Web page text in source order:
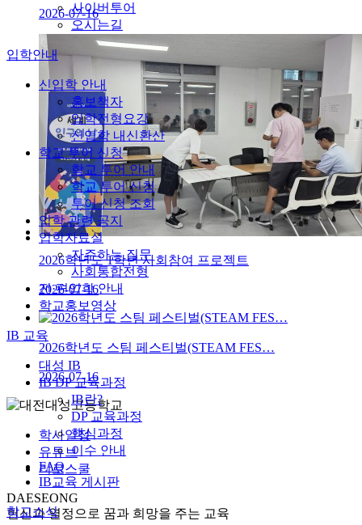
사이버투어
오시는길
입학안내
신입학 안내
홍보책자
입학전형요강
신입학 내신환산
학교 투어 신청
학교 투어 안내
학교 투어 신청
투어 신청 조회
입학 관련 공지
입학자료실
자주하는 질문
사회통합전형
전·편입학 안내
학교홍보영상
IB 교육
대성 IB
IB DP 교육과정
IB란?
DP 교육과정
핵심과정
이수 안내
FAQ
IB교육 게시판
학교소식
2026-07-16
2026학년도 1학년 사회참여 프로젝트
2026-07-16
2026학년도 스팀 페스티벌(STEAM FES…
2026-07-16
학사일정
유튜브
리로스쿨
DAESEONG
헌신과 열정으로 꿈과 희망을 주는 교육